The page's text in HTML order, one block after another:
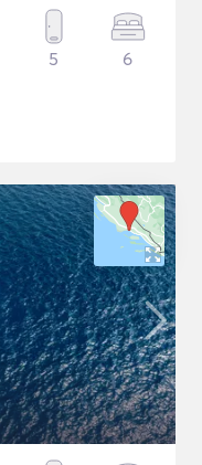
5 6